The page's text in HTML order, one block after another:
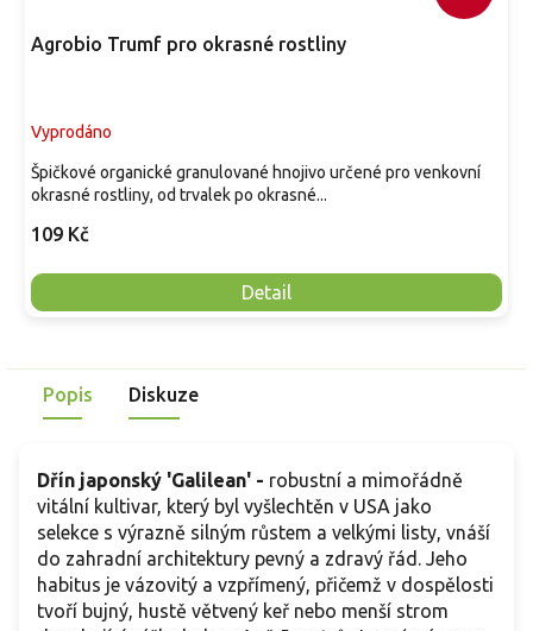
Agrobio Trumf pro okrasné rostliny
Vyprodáno
109 Kč
Detail
Špičkové organické granulované hnojivo určené pro venkovní
okrasné rostliny, od trvalek po okrasné...
Popis Diskuze
Dřín japonský 'Galilean' - robustní a mimořádně
vitální kultivar, který byl vyšlechtěn v USA jako
selekce s výrazně silným růstem a velkými listy, vnáší
do zahradní architektury pevný a zdravý řád. Jeho
habitus je vázovitý a vzpřímený, přičemž v dospělosti
tvoří bujný, hustě větvený keř nebo menší strom